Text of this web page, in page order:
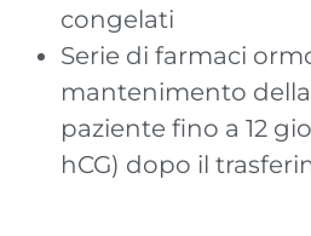
congelati
Serie di farmaci
mantenimento
paziente fino a 12
hCG) dopo il